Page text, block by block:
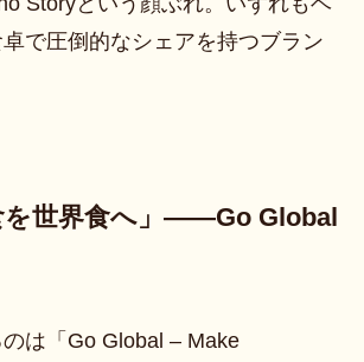
卓で圧倒的なシェアを持つブラン
を世界食へ」——Go Global
は「Go Global – Make